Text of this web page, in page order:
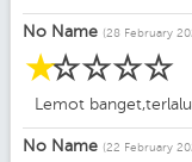
No Name (28 February
☆
☆
☆
☆
☆
Lemot
No Name (22 February